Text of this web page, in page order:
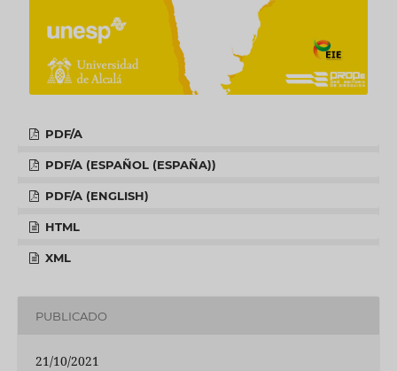
PDF/A
PDF/A (ESPAÑOL (ESPAÑA))
PDF/A (ENGLISH)
HTML
XML
PUBLICADO
21/10/2021